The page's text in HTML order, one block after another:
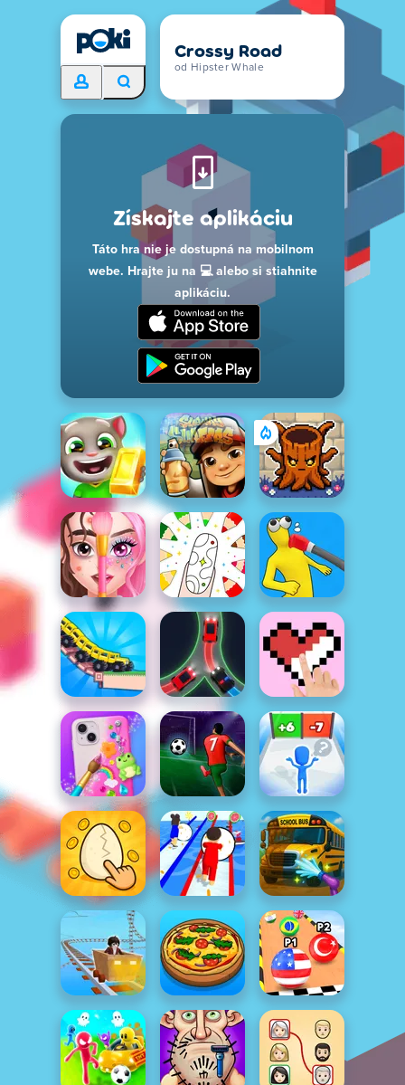
Crossy Road
od Hipster Whale
Získajte aplikáciu
Táto hra nie je dostupná na mobilnom
webe. Hrajte ju na 💻 alebo si stiahnite
aplikáciu.